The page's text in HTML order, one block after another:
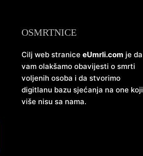
OSMRTNICE
Cilj web stranice eUmrli.com je da
vam olakšamo obavijesti o smrti
voljenih osoba i da stvorimo
digitlanu bazu sjećanja na one koji
više nisu sa nama.